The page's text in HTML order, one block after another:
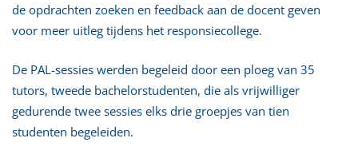
de opdrachten zoeken en feedback aan de docent geven
voor meer uitleg tijdens het responsiecollege.
De PAL-sessies werden begeleid door een ploeg van 35
tutors, tweede bachelorstudenten, die als vrijwilliger
gedurende twee sessies elks drie groepjes van tien
studenten begeleiden.